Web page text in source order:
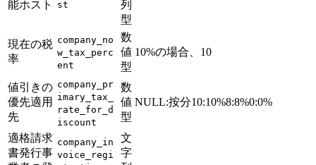
能ホスト st
列
型
現在の税
率
company_no
w_tax_perc
ent
数
値
型
10%の場合、10
値引きの
優先適用
先
company_pr
imary_tax_
rate_for_d
iscount
数
値
型
NULL:按分10:10%8:8%0:0%
適格請求
書発行事
company_in
voice_regi
文
字